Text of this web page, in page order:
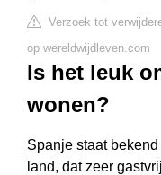
Verzoek tot
op wereldwijdleven.com
Is het leuk
wonen?
Spanje staat
land, dat zeer